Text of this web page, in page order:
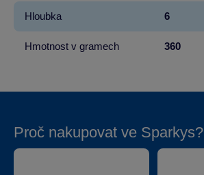
Hloubka 6
Hmotnost v gramech 360
Proč nakupovat ve Sparkys?